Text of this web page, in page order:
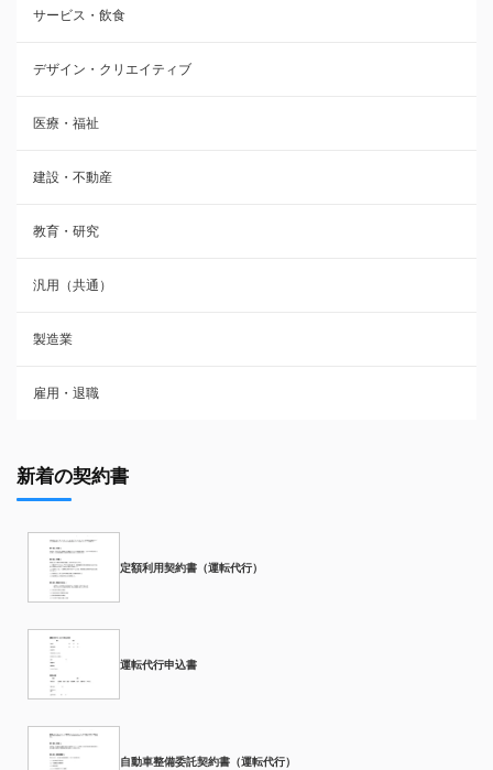
サービス・飲食
デザイン・クリエイティブ
医療・福祉
建設・不動産
教育・研究
汎用（共通）
製造業
雇用・退職
新着の契約書
定額利用契約書（運転代行）
運転代行申込書
自動車整備委託契約書（運転代行）